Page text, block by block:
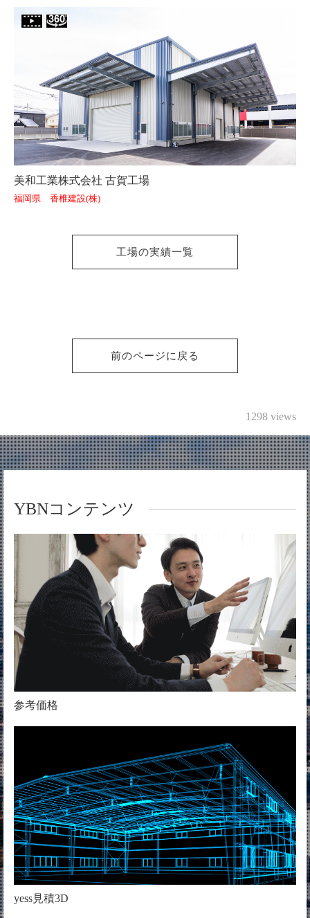
美和工業株式会社 古賀工場
福岡県 香椎建設(株)
工場の実績一覧
前のページに戻る
1298 views
YBNコンテンツ
参考価格
yess見積3D